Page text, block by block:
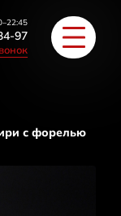
97
с форелью